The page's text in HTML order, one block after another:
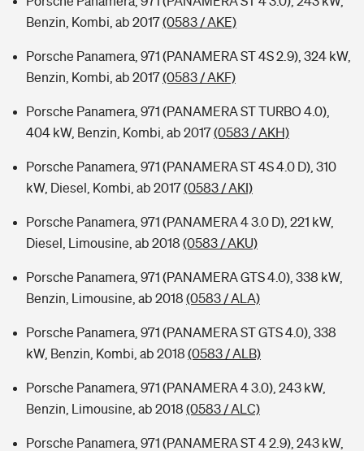
Benzin, Kombi, ab 2017(0583 / AKE)
Porsche Panamera, 971 (PANAMERA ST 4S 2.9), 324 kW,
Benzin, Kombi, ab 2017(0583 / AKF)
Porsche Panamera, 971 (PANAMERA ST TURBO 4.0),
404 kW, Benzin, Kombi, ab 2017(0583 / AKH)
Porsche Panamera, 971 (PANAMERA ST 4S 4.0 D), 310
kW, Diesel, Kombi, ab 2017(0583 / AKI)
Porsche Panamera, 971 (PANAMERA 4 3.0 D), 221 kW,
Diesel, Limousine, ab 2018 (0583 / AKU)
Porsche Panamera, 971 (PANAMERA GTS 4.0), 338 kW,
Benzin, Limousine, ab 2018 (0583 / ALA)
Porsche Panamera, 971 (PANAMERA ST GTS 4.0), 338
kW, Benzin, Kombi, ab 2018 (0583 / ALB)
Porsche Panamera, 971 (PANAMERA 4 3.0), 243 kW,
Benzin, Limousine, ab 2018 (0583 / ALC)
Porsche Panamera, 971 (PANAMERA ST 4 2.9), 243 kW,